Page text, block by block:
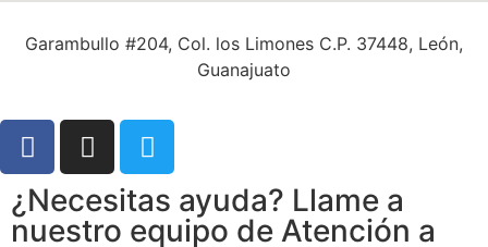
Garambullo #204, Col. los Limones C.P. 37448, León,
Guanajuato
¿Necesitas ayuda? Llame a
nuestro equipo de Atención a